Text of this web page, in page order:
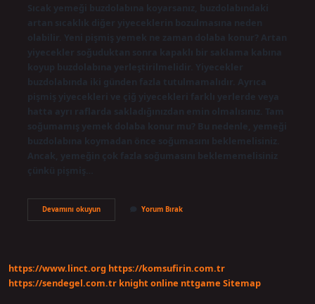
Sıcak yemeği buzdolabına koyarsanız, buzdolabındaki
artan sıcaklık diğer yiyeceklerin bozulmasına neden
olabilir. Yeni pişmiş yemek ne zaman dolaba konur? Artan
yiyecekler soğuduktan sonra kapaklı bir saklama kabına
koyup buzdolabına yerleştirilmelidir. Yiyecekler
buzdolabında iki günden fazla tutulmamalıdır. Ayrıca
pişmiş yiyecekleri ve çiğ yiyecekleri farklı yerlerde veya
hatta ayrı raflarda sakladığınızdan emin olmalısınız. Tam
soğumamış yemek dolaba konur mu? Bu nedenle, yemeği
buzdolabına koymadan önce soğumasını beklemelisiniz.
Ancak, yemeğin çok fazla soğumasını beklememelisiniz
çünkü pişmiş…
Devamını okuyunSıcak
Yemek
Yorum Bırak
https://www.linct.org https://komsufirin.com.tr
https://sendegel.com.tr knight online nttgame Sitemap